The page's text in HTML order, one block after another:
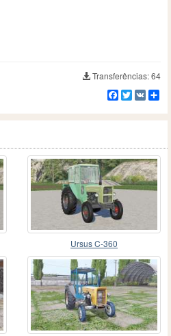
Transferências: 64
Facebook
Twitter
VK
Ursus C-360